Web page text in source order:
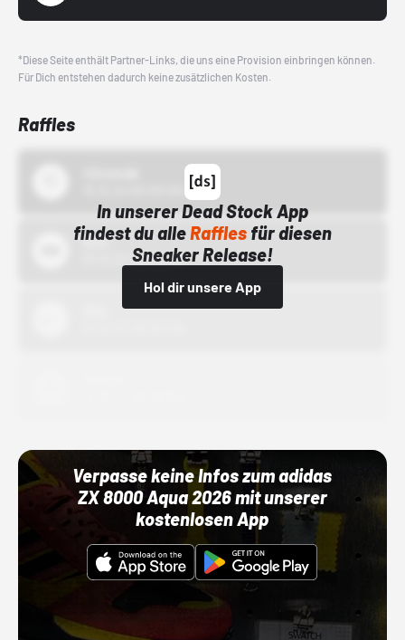
*Diese Seite enthält Partner-Links, die uns eine Provision einbringen können.
Für Dich entstehen dadurch keine zusätzlichen Kosten.
Raffles
In unserer Dead Stock App
findest du alleRafflesfür diesen
Sneaker Release!
Hol dir unsere App
Bstn
01.10.22 00:00 Uhr
Verpasse keine Infos zum adidas
ZX 8000 Aqua 2026 mit unserer
kostenlosen App